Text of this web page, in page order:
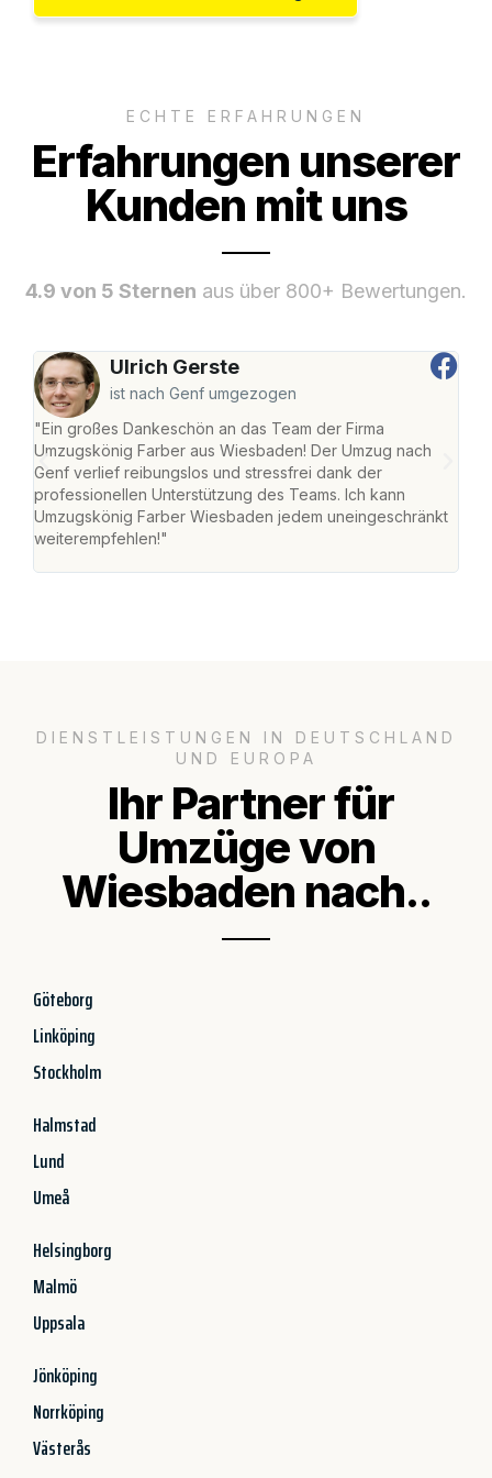
ECHTE ERFAHRUNGEN
Erfahrungen unserer
Kunden mit uns
4.9 von 5 Sternen aus über 800+ Bewertungen.
Ulrich Gerste
ist nach Genf umgezogen
"Ein großes Dankeschön an das Team der Firma
Umzugskönig Farber aus Wiesbaden! Der Umzug nach
Genf verlief reibungslos und stressfrei dank der
professionellen Unterstützung des Teams. Ich kann
Umzugskönig Farber Wiesbaden jedem uneingeschränkt
weiterempfehlen!"
DIENSTLEISTUNGEN IN DEUTSCHLAND
UND EUROPA
Ihr Partner für
Umzüge von
Wiesbaden nach..
Göteborg
Linköping
Stockholm
Halmstad
Lund
Umeå
Helsingborg
Malmö
Uppsala
Jönköping
Norrköping
Västerås